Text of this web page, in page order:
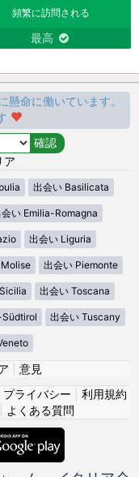
頻繁に訪問される
最高
懸命に働いています。
ア
出会い Basilicata
い Emilia-Romagna
出会い Liguria
出会い Piemonte
出会い Toscana
出会い Tuscany
意見
プライバシー
利用規約
よくある質問